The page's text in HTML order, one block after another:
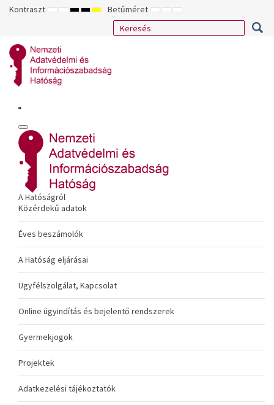
Kontraszt ALAPÉRTELMEZETT
ÉJSZAKAI
NAGY
KONTRASZTÚ
NAGY
KONTRASZTÚ
NAGY
KONTRASZTÚ
SÁRGA
FEKETE
Betűméret KISEBB
BETŰTÍPUS
ALAPÉRTELMEZETT
BETŰMÉRET
NAGYOBB
BETŰMÉRET
A Hatóságról
Közérdekű adatok
Éves beszámolók
A Hatóság eljárásai
Ügyfélszolgálat, Kapcsolat
Online ügyindítás és bejelentő rendszerek
Gyermekjogok
Projektek
Adatkezelési tájékoztatók